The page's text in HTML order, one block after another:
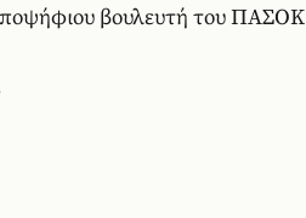
βουλευτή του ΠAΣOK